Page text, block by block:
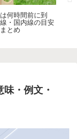
何時間前に到
・国内線の目安
とめ
・例文・